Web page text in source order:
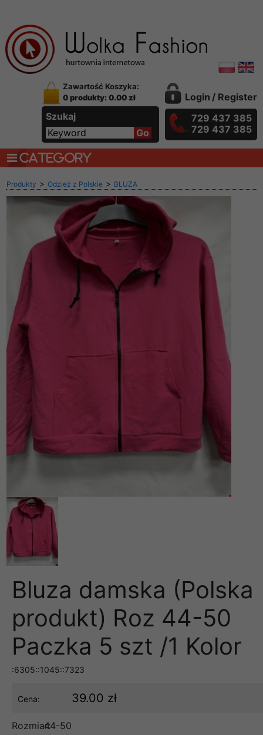
Zawartość Koszyka:
0 produkty: 0.00 zł
Szukaj
Login / Register
729 437 385
729 437 385
CATEGORY
Produkty > Odzież z Polskie > BLUZA
Bluza damska (Polska
produkt) Roz 44-50
Paczka 5 szt /1 Kolor
:6305::1045::7323
Cena: 39.00 zł
Rozmiar:44-50